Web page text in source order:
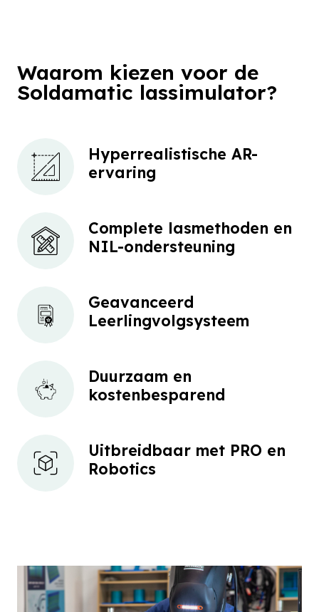
Waarom kiezen voor de
Soldamatic lassimulator?
Hyperrealistische AR-
ervaring
Complete lasmethoden en
NIL-ondersteuning
Geavanceerd
Leerlingvolgsysteem
Duurzaam en
kostenbesparend
Uitbreidbaar met PRO en
Robotics